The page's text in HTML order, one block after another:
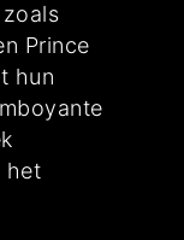
Prince
hun
het